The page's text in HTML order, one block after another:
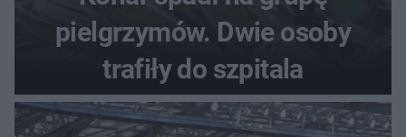
pielgrzymów. Dwie osoby
trafiły do szpitala